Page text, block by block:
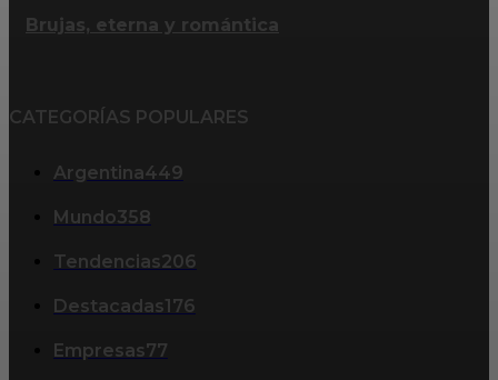
Brujas, eterna y romántica
CATEGORÍAS POPULARES
Argentina449
Mundo358
Tendencias206
Destacadas176
Empresas77